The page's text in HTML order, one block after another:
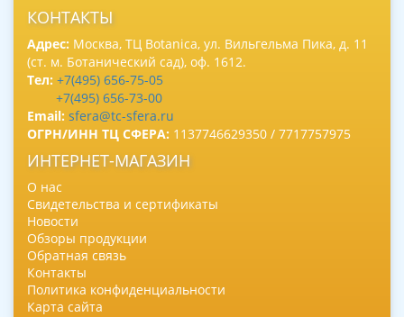
КОНТАКТЫ
Адрес: Москва, ТЦ Botanica, ул. Вильгельма Пика, д. 11
(ст. м. Ботанический сад), оф. 1612.
Тел: +7(495) 656-75-05
+7(495) 656-73-00
Email: sfera@tc-sfera.ru
ОГРН/ИНН ТЦ СФЕРА: 1137746629350 / 7717757975
ИНТЕРНЕТ-МАГАЗИН
О нас
Свидетельства и сертификаты
Новости
Обзоры продукции
Обратная связь
Контакты
Политика конфиденциальности
Карта сайта